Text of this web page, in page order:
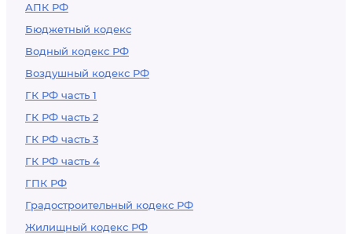
АПК РФ
Бюджетный кодекс
Водный кодекс РФ
Воздушный кодекс РФ
ГК РФ часть 1
ГК РФ часть 2
ГК РФ часть 3
ГК РФ часть 4
ГПК РФ
Градостроительный кодекс РФ
Жилищный кодекс РФ